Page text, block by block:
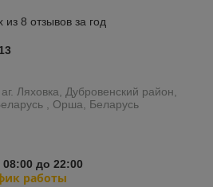
8 отзывов за год
Ляховка, Дубровенский район,
, Орша, Беларусь
до 22:00
работы